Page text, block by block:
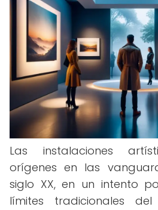
Las instalaciones
orígenes en las
siglo XX, en un intento
límites tradicionales